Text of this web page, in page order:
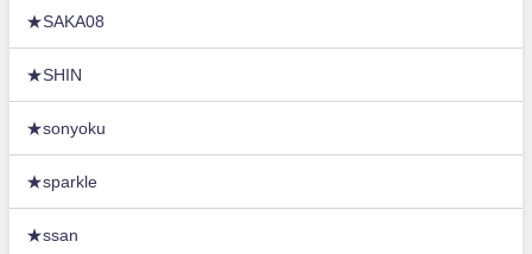
★SAKA08
★SHIN
★sonyoku
★sparkle
★ssan